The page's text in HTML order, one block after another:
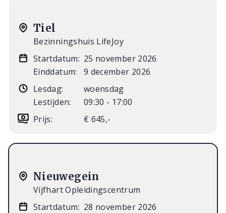
Tiel
Bezinningshuis LifeJoy
Startdatum: 25 november 2026
Einddatum:
9 december 2026
Lesdag:
woensdag
Lestijden:
09:30 - 17:00
Prijs:
€ 645,-
Nieuwegein
Vijfhart Opleidingscentrum
Startdatum: 28 november 2026